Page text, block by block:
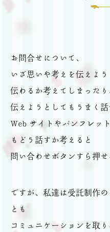
お問合せについて、
いざ思いや考えを伝えよ
伝わるか考えてしまったり
伝えようとしてもうまく話
Web サイトやパンフレッ
もどう話すか考えると
問い合わせボタンすら押せ
ですが、私達は受託制作
とも
コミュニケーションを取